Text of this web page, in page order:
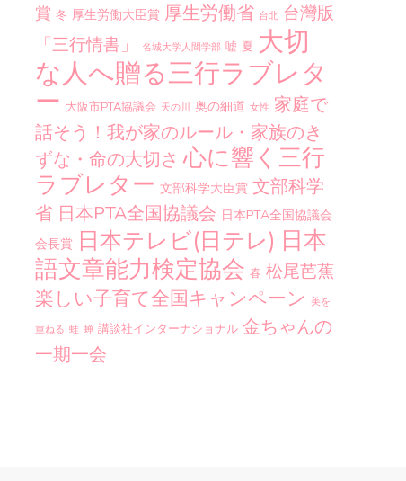
賞 冬 厚生労働大臣賞 厚生労働省 台北 台灣版
「三行情書」
名城大学人間学部 嘘 夏 大切
な人へ贈る三行ラブレタ
ー 大阪市PTA協議会 天の川 奥の細道 女性 家庭で
話そう！我が家のルール・家族のき
ずな・命の大切さ 心に響く三行
ラブレター 文部科学大臣賞 文部科学
省 日本PTA全国協議会 日本PTA全国協議会
会長賞 日本テレビ(日テレ) 日本
語文章能力検定協会 春 松尾芭蕉
楽しい子育て全国キャンペーン 美を
重ねる 蛙 蝉 講談社インターナショナル 金ちゃんの
一期一会